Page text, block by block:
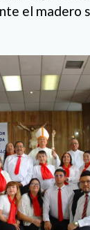
el madero